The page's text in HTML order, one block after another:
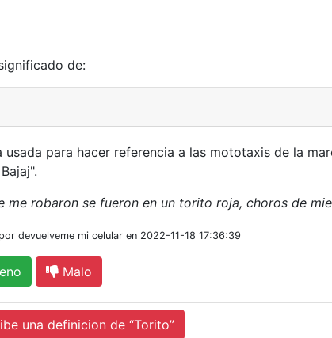
de:
usada para hacer referencia a las mototaxis de la
me robaron se fueron en un torito roja, choros de
devuelveme mi celular en 2022-11-18 17:36:39
Malo
una definicion de “Torito”